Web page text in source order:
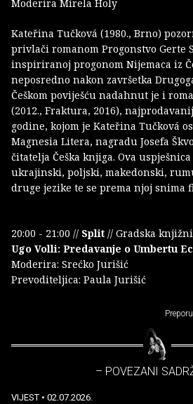
Moderira Mirela Holy
Kateřina Tučková (1980., Brno)
privlači romanom Progonstvo Gerte
inspiriranoj progonom Nijemaca iz
neposredno nakon završetka
Češkom poviješću nadahnut je i
(2012., Fraktura, 2016),
godine, kojom je Kateřina Tučková
Magnesia Litera, nagradu Josefa
čitatelja Češka knjiga. Ova
ukrajinski, poljski, makedonski,
druge jezike te se prema njoj snima
20:00 - 21:00 // Split // Gradska
Ugo Volli: Predavanje o Umbertu
Moderira: Srećko Jurišić
Prevoditeljica: Paula Jurišić
– POVEZANI
VIJEST • 02.07.2026.